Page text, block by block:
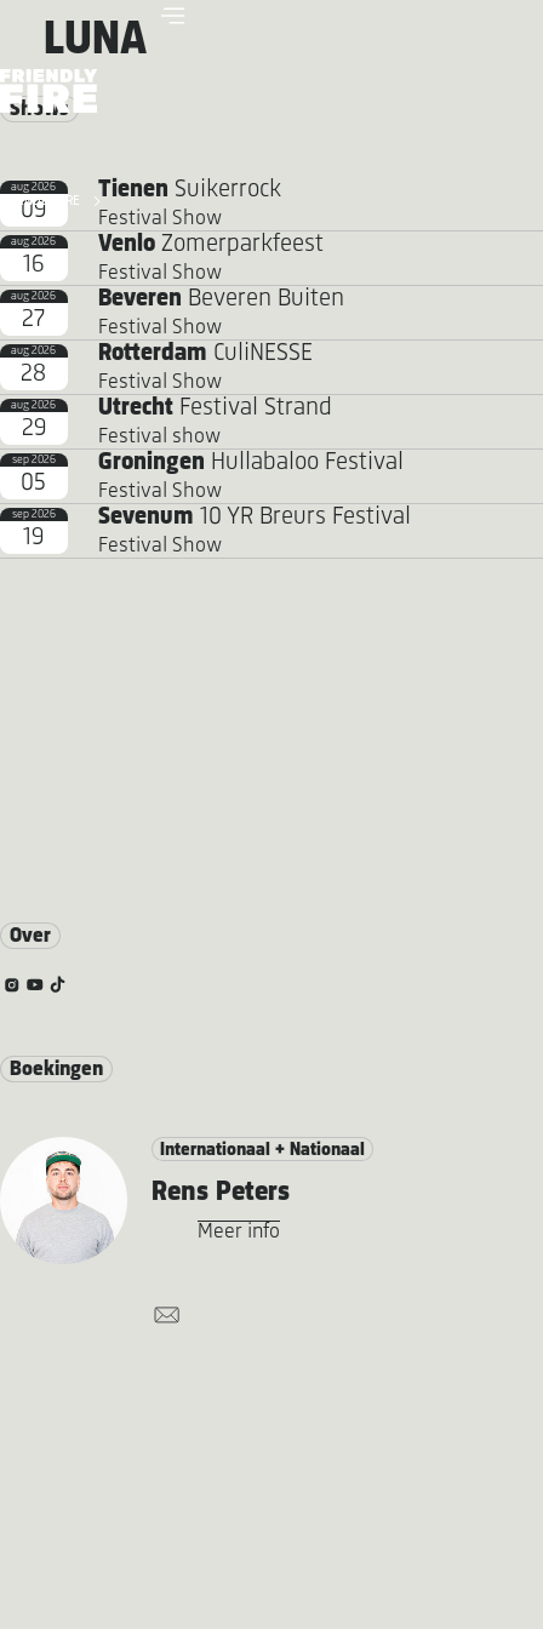
FRIENDLY FIRE
LUNA
Shows
aug 2026
09
Tienen Suikerrock
Festival Show
aug 2026
16
VenloZomerparkfeest
Festival Show
aug 2026
27
Beveren Beveren Buiten
Festival Show
aug 2026
28
Rotterdam CuliNESSE
Festival Show
aug 2026
29
UtrechtFestival Strand
Festival show
sep 2026
05
Groningen Hullabaloo Festival
Festival Show
sep 2026
19
Sevenum 10 YR Breurs Festival
Festival Show
Over
Boekingen
Internationaal + Nationaal
Rens Peters
Meer info